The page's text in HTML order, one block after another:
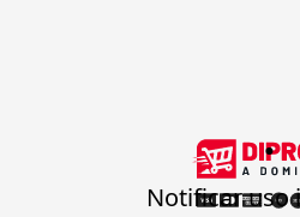
.
Notificar uso